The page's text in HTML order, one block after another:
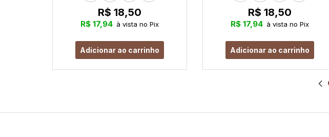
R$ 18,50
R$ 17,94 à vista no Pix
Adicionar ao carrinho
R$ 18,50
R$ 17,94 à vista no Pix
Adicionar ao carrinho